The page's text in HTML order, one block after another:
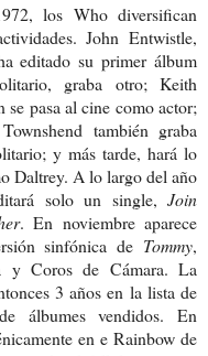
los Who diversifican
John Entwistle,
editado su primer álbum
graba otro; Keith
se pasa al cine como actor;
también graba
y más tarde, hará lo
Daltrey. A lo largo del año
solo un single, Join
. En noviembre aparece
sinfónica de Tommy,
y Coros de Cámara. La
3 años en la lista de
álbumes vendidos. En
en e Rainbow de